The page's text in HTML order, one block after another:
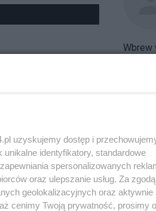
Wbrew
Piszę
magis
uzyskujemy dostęp i
identyfikatory, standardowe
spersonalizowanych
oraz ulepszanie usług. Za zgodą
geolokalizacyjnych oraz aktywnie
cenimy Twoją prywatność, prosimy o